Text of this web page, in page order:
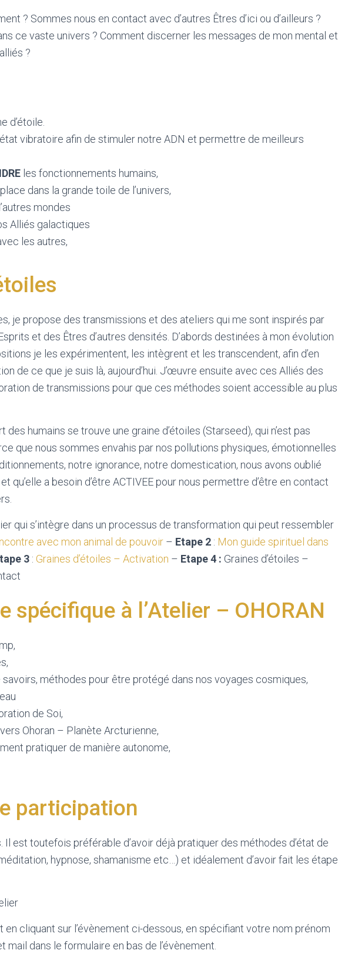
? Sommes nous en contact avec d’autres Êtres d’ici ou d’ailleurs ?
ce vaste univers ? Comment discerner les messages de mon mental et
?
d’étoile.
vibratoire afin de stimuler notre ADN et permettre de meilleurs
les fonctionnements humains,
dans la grande toile de l’univers,
mondes
Alliés galactiques
les autres,
je propose des transmissions et des ateliers qui me sont inspirés par
et des Êtres d’autres densités. D’abords destinées à mon évolution
je les expérimentent, les intègrent et les transcendent, afin d’en
de ce que je suis là, aujourd’hui. J’œuvre ensuite avec ces Alliés des
de transmissions pour que ces méthodes soient accessible au plus
des humains se trouve une graine d’étoiles (Starseed), qui n’est pas
que nous sommes envahis par nos pollutions physiques, émotionnelles
notre ignorance, notre domestication, nous avons oublié
qu’elle a besoin d’être ACTIVEE pour nous permettre d’être en contact
qui s’intègre dans un processus de transformation qui peut ressembler
avec mon animal de pouvoir – Etape 2 : Mon guide spirituel dans
3 : Graines d’étoiles – Activation – Etape 4 : Graines d’étoiles –
spécifique à l’Atelier – OHORAN
méthodes pour être protégé dans nos voyages cosmiques,
de Soi,
Ohoran – Planète Arcturienne,
pratiquer de manière autonome,
participation
Il est toutefois préférable d’avoir déjà pratiquer des méthodes d’état de
hypnose, shamanisme etc…) et idéalement d’avoir fait les étape
cliquant sur l’évènement ci-dessous, en spécifiant votre nom prénom
mail dans le formulaire en bas de l’évènement.